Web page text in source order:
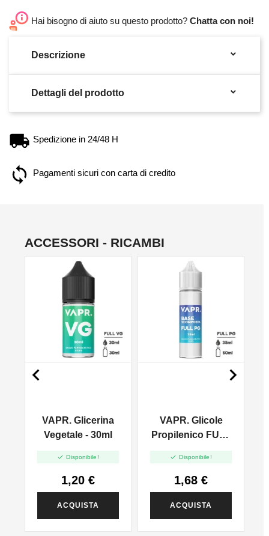
Hai bisogno di aiuto su questo prodotto? Chatta con noi!
Descrizione 
Dettagli del prodotto 
Spedizione in 24/48 H
Pagamenti sicuri con carta di credito
ACCESSORI - RICAMBI
VAPR. Glicerina
Vegetale - 30ml
 Disponibile!
1,20 €
ACQUISTA
VAPR. Glicole
Propilenico FULL
 Disponibile!
1,68 €
ACQUISTA
 